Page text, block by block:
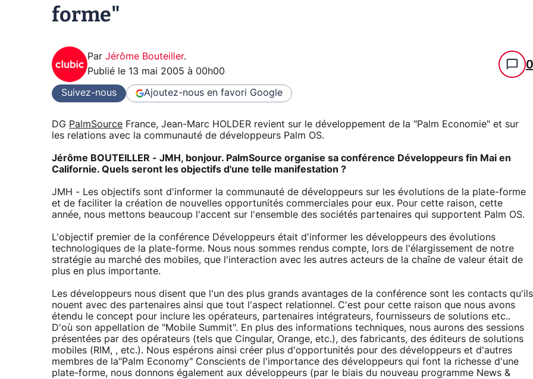
forme"
Par Jérôme Bouteiller.
Publié le 13 mai 2005 à 00h00 0
Suivez-nous Ajoutez-nous en favori Google
DG PalmSource France, Jean-Marc HOLDER revient sur le développement de la "Palm Economie" et sur
les relations avec la communauté de développeurs Palm OS.
Jérôme BOUTEILLER - JMH, bonjour. PalmSource organise sa conférence Développeurs fin Mai en
Californie. Quels seront les objectifs d'une telle manifestation ?
JMH - Les objectifs sont d'informer la communauté de développeurs sur les évolutions de la plate-forme
et de faciliter la création de nouvelles opportunités commerciales pour eux. Pour cette raison, cette
année, nous mettons beaucoup l'accent sur l'ensemble des sociétés partenaires qui supportent Palm OS.
L'objectif premier de la conférence Développeurs était d'informer les développeurs des évolutions
technologiques de la plate-forme. Nous nous sommes rendus compte, lors de l'élargissement de notre
stratégie au marché des mobiles, que l'interaction avec les autres acteurs de la chaîne de valeur était de
plus en plus importante.
Les développeurs nous disent que l'un des plus grands avantages de la conférence sont les contacts qu'ils
nouent avec des partenaires ainsi que tout l'aspect relationnel. C'est pour cette raison que nous avons
étendu le concept pour inclure les opérateurs, partenaires intégrateurs, fournisseurs de solutions etc..
D'où son appellation de "Mobile Summit". En plus des informations techniques, nous aurons des sessions
présentées par des opérateurs (tels que Cingular, Orange, etc.), des fabricants, des éditeurs de solutions
mobiles (RIM, , etc.). Nous espérons ainsi créer plus d'opportunités pour des développeurs et d'autres
membres de la"Palm Economy" Conscients de l'importance des développeurs qui font la richesse d'une
plate-forme, nous donnons également aux développeurs (par le biais du nouveau programme News &